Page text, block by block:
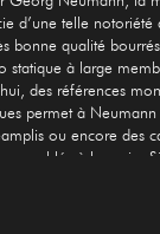
Nederland
English
Sono
Vents
Câbles &
d’une telle notoriété
bonne qualité
statique à large
des références
permet à
ou encore des
assemblés à la main.
qu’il vous faut !